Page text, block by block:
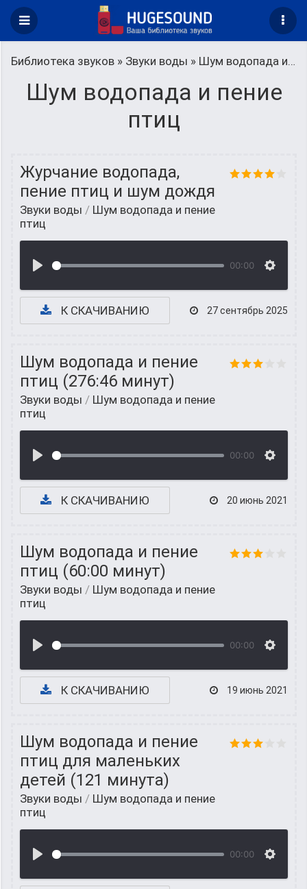
Библиотека звуков » Звуки воды » Шум водопада и пение птиц
Шум водопада и пение
птиц
Журчание водопада,
пение птиц и шум дождя
Звуки воды / Шум водопада и пение
птиц
00:00
К СКАЧИВАНИЮ 27 сентябрь 2025
Шум водопада и пение
птиц (276:46 минут)
Звуки воды / Шум водопада и пение
птиц
00:00
К СКАЧИВАНИЮ 20 июнь 2021
Шум водопада и пение
птиц (60:00 минут)
Звуки воды / Шум водопада и пение
птиц
00:00
К СКАЧИВАНИЮ 19 июнь 2021
Шум водопада и пение
птиц для маленьких
детей (121 минута)
Звуки воды / Шум водопада и пение
птиц
00:00